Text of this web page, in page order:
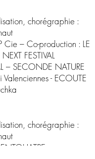
chorégraphie :
Cie – Co-production : LE
FESTIVAL
– SECONDE NATURE
- ECOUTE
chorégraphie :